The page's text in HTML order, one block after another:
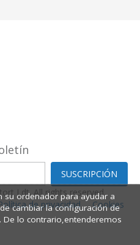
SUSCRIPCIÓN
Ldt. All rights reserved.
de privacidad
Cookies
su ordenador para ayudar a
cambiar la configuración de
lo contrario,entenderemos